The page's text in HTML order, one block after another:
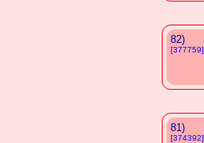
82)
[377759]
81)
[374392]